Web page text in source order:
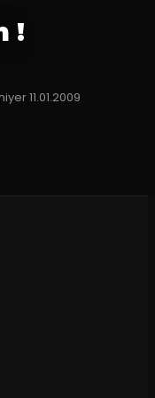
!
11.01.2009